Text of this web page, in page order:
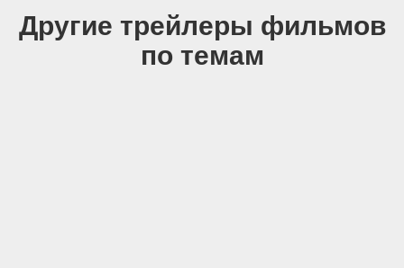
Другие трейлеры фильмов
по темам